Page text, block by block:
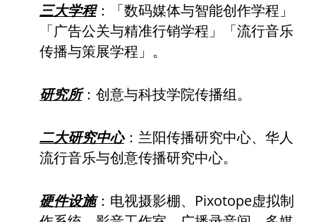
三大学程：「数码媒体与智能创作学程 」
「广告公关与精准行销学程 」 「流行音乐
传播与策展学程 」 。
研究所：创意与科技学院传播组。
二大研究中心：兰阳传播研究中心、华人
流行音乐与创意传播研究中心。
硬件设施：电视摄影棚、Pixotope虚拟制